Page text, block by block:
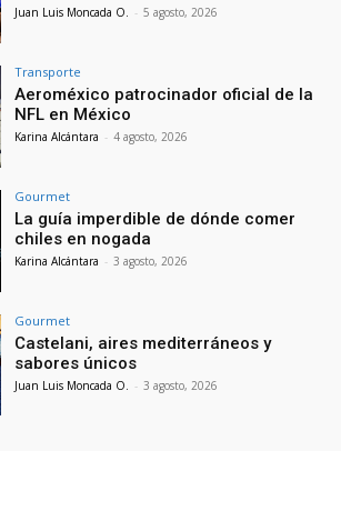
Juan Luis Moncada O. - 5 agosto, 2026
Transporte
Aeroméxico patrocinador oficial de la
NFL en México
Karina Alcántara - 4 agosto, 2026
Gourmet
La guía imperdible de dónde comer
chiles en nogada
Karina Alcántara - 3 agosto, 2026
Gourmet
Castelani, aires mediterráneos y
sabores únicos
Juan Luis Moncada O. - 3 agosto, 2026